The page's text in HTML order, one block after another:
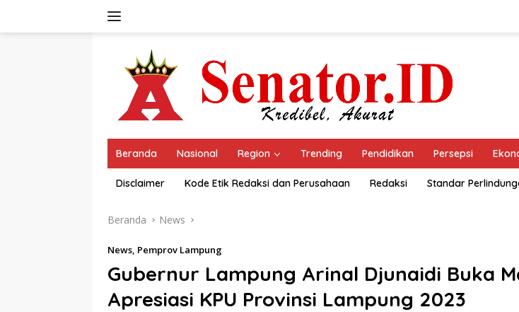
Beranda Nasional Region Trending Pendidikan Persepsi
Disclaimer Kode Etik Redaksi dan Perusahaan Redaksi Standar
Beranda News
News, Pemprov Lampung
Gubernur Lampung Arinal Djunaidi Buka
Apresiasi KPU Provinsi Lampung 2023